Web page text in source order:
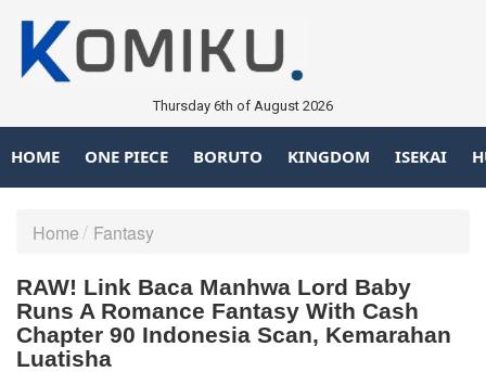
Thursday 6th of August 2026
HOME ONE PIECE BORUTO KINGDOM ISEKAI
Home Fantasy
RAW! Link Baca Manhwa Lord Baby
Runs A Romance Fantasy With Cash
Chapter 90 Indonesia Scan, Kemarahan
Luatisha